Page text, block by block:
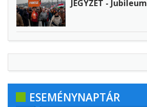
JEGYZET - Jubileum
ESEMÉNYNAPTÁR